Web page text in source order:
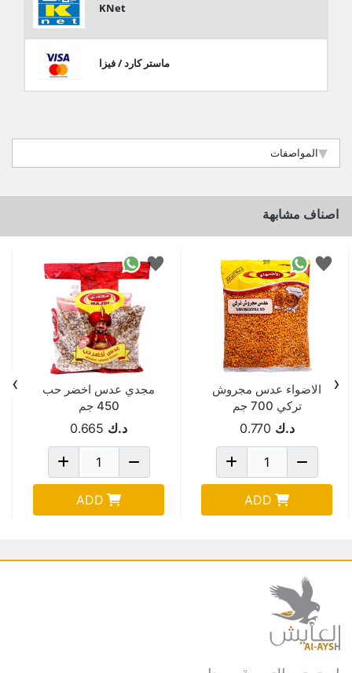
KNet
ماستر كارد / فيزا
المواصفات
اصناف مشابهة
الاضواء عدس مجروش
تركي 700 جم
د.ك 0.770
ADD
مجدي عدس اخضر حب
450 جم
د.ك 0.665
ADD
‹
›